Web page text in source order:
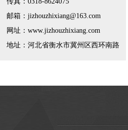
邮箱：jizhouzhixiang@163.com
网址：www.jizhouzhixiang.com
地址：河北省衡水市冀州区西环南路